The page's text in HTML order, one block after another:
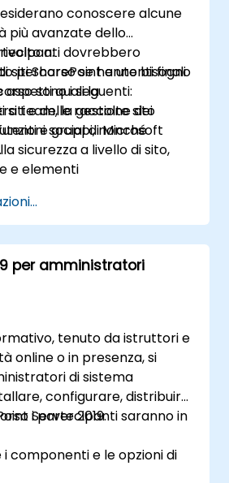
conoscere alcune
più avanzate dello
dovrebbero
percorso se hanno bisogno
aspetti quali la
team, la gestione dei
social di Microsoft
a:
siti SharePoint e utenti finali
sono i seguenti:
siti e delle raccolte sito
e gruppi, nonché
sicurezza a livello di sito,
e elementi
delle opzioni del sito, tra
descrizione e icona
per amministratori
tenuto da istruttori e
online o in presenza, si
di sistema
configurare, distribuire
Server 2019.
i partecipanti saranno in
componenti e le opzioni di